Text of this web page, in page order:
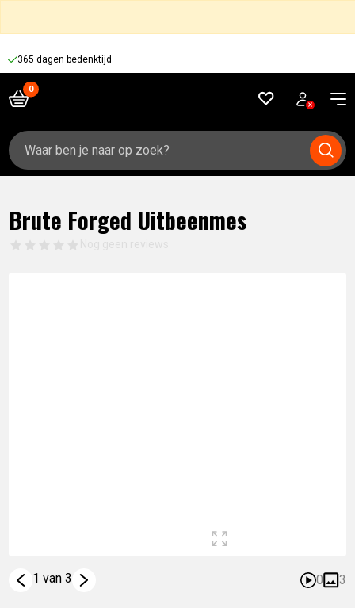
365 dagen bedenktijd
Zoeken
naar:
Brute Forged Uitbeenmes
1 van 3 0 3